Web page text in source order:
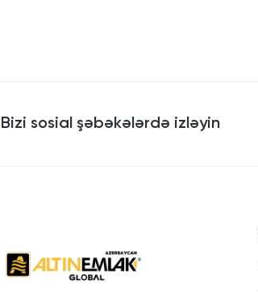
Bizi sosial şəbəkələrdə izləyin